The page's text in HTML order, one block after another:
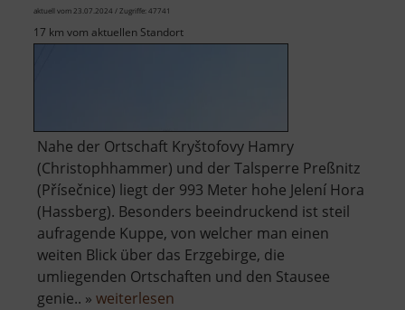
aktuell vom 23.07.2024 / Zugriffe: 47741
17 km vom aktuellen Standort
Nahe der Ortschaft Kryštofovy Hamry
(Christophhammer) und der Talsperre Preßnitz
(Přísečnice) liegt der 993 Meter hohe Jelení Hora
(Hassberg). Besonders beeindruckend ist steil
aufragende Kuppe, von welcher man einen
weiten Blick über das Erzgebirge, die
umliegenden Ortschaften und den Stausee
genie.. » weiterlesen